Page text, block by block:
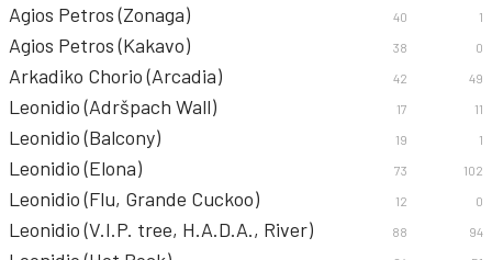
Agios Petros (Zonaga) 40 1
Agios Petros (Kakavo) 38 0
Arkadiko Chorio (Arcadia) 42 49
Leonidio (Adršpach Wall) 17 11
Leonidio (Balcony) 19 1
Leonidio (Elona) 73 102
Leonidio (Flu, Grande Cuckoo) 12 0
Leonidio (V.I.P. tree, H.A.D.A., River) 88 94